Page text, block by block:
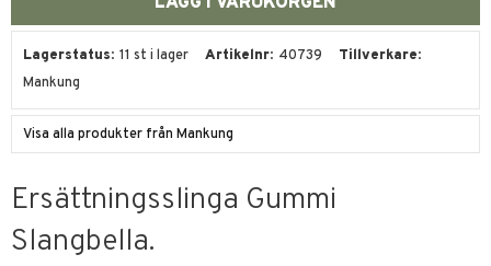
Lagerstatus 11 st i lager Artikelnr 40739
Tillverkare
Mankung
Visa alla produkter från Mankung
Ersättningsslinga Gummi
Slangbella.